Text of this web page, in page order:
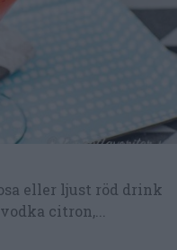
eller ljust röd drink
citron,...